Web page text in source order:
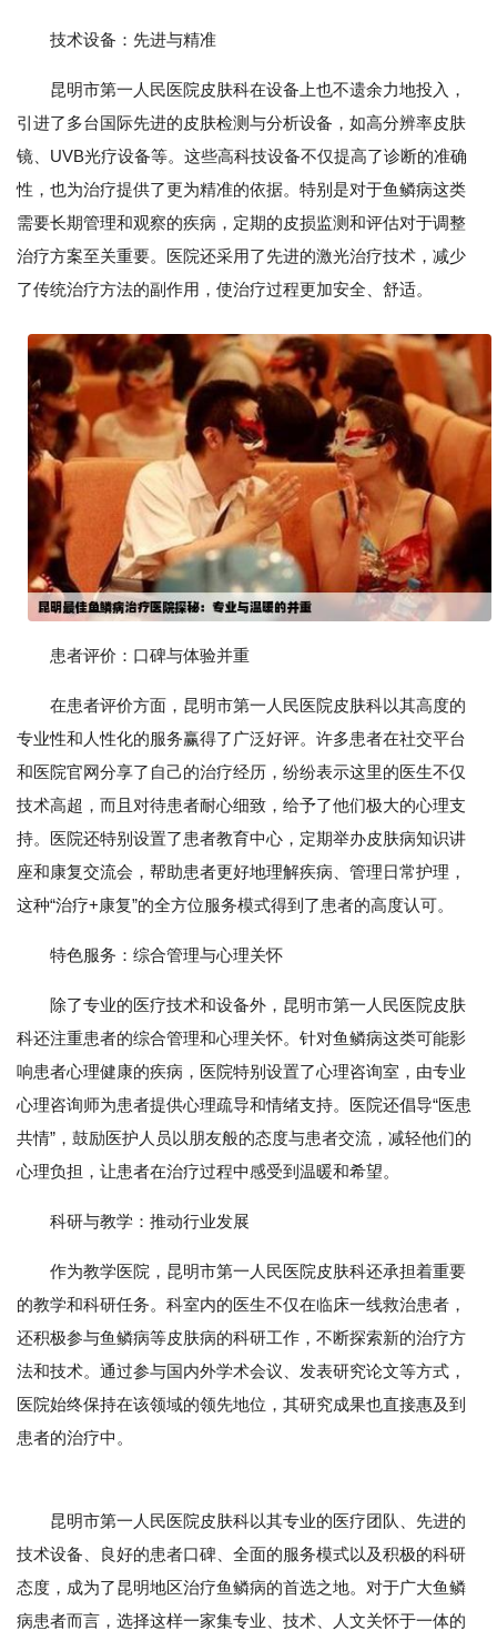
技术设备：先进与精准
昆明市第一人民医院皮肤科在设备上也不遗余力地投入，
引进了多台国际先进的皮肤检测与分析设备，如高分辨率皮肤
镜、UVB光疗设备等。这些高科技设备不仅提高了诊断的准确
性，也为治疗提供了更为精准的依据。特别是对于鱼鳞病这类
需要长期管理和观察的疾病，定期的皮损监测和评估对于调整
治疗方案至关重要。医院还采用了先进的激光治疗技术，减少
了传统治疗方法的副作用，使治疗过程更加安全、舒适。
患者评价：口碑与体验并重
在患者评价方面，昆明市第一人民医院皮肤科以其高度的
专业性和人性化的服务赢得了广泛好评。许多患者在社交平台
和医院官网分享了自己的治疗经历，纷纷表示这里的医生不仅
技术高超，而且对待患者耐心细致，给予了他们极大的心理支
持。医院还特别设置了患者教育中心，定期举办皮肤病知识讲
座和康复交流会，帮助患者更好地理解疾病、管理日常护理，
这种“治疗+康复”的全方位服务模式得到了患者的高度认可。
特色服务：综合管理与心理关怀
除了专业的医疗技术和设备外，昆明市第一人民医院皮肤
科还注重患者的综合管理和心理关怀。针对鱼鳞病这类可能影
响患者心理健康的疾病，医院特别设置了心理咨询室，由专业
心理咨询师为患者提供心理疏导和情绪支持。医院还倡导“医患
共情”，鼓励医护人员以朋友般的态度与患者交流，减轻他们的
心理负担，让患者在治疗过程中感受到温暖和希望。
科研与教学：推动行业发展
作为教学医院，昆明市第一人民医院皮肤科还承担着重要
的教学和科研任务。科室内的医生不仅在临床一线救治患者，
还积极参与鱼鳞病等皮肤病的科研工作，不断探索新的治疗方
法和技术。通过参与国内外学术会议、发表研究论文等方式，
医院始终保持在该领域的领先地位，其研究成果也直接惠及到
患者的治疗中。
昆明市第一人民医院皮肤科以其专业的医疗团队、先进的
技术设备、良好的患者口碑、全面的服务模式以及积极的科研
态度，成为了昆明地区治疗鱼鳞病的首选之地。对于广大鱼鳞
病患者而言，选择这样一家集专业、技术、人文关怀于一体的